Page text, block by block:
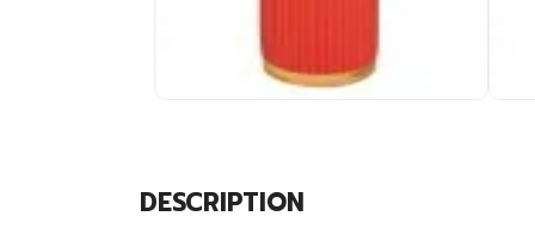
DESCRIPTION